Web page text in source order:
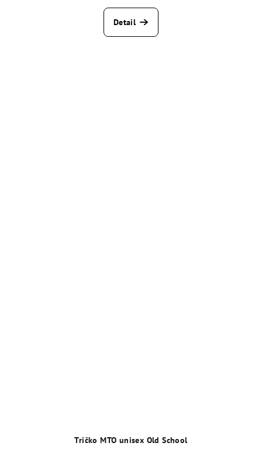
Detail
Tričko MTO unisex Old School